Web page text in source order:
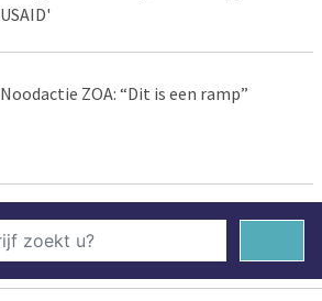
USAID'
Noodactie ZOA: “Dit is een ramp”